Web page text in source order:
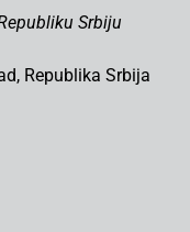
Srbiju
Republika Srbija